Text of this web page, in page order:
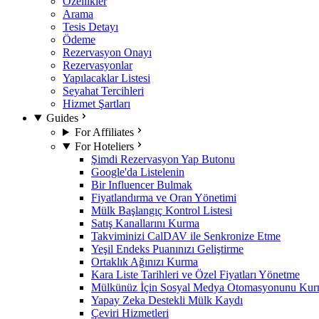
Arama
Tesis Detayı
Ödeme
Rezervasyon Onayı
Rezervasyonlar
Yapılacaklar Listesi
Seyahat Tercihleri
Hizmet Şartları
Guides
For Affiliates
For Hoteliers
Şimdi Rezervasyon Yap Butonu
Google'da Listelenin
Bir Influencer Bulmak
Fiyatlandırma ve Oran Yönetimi
Mülk Başlangıç Kontrol Listesi
Satış Kanallarını Kurma
Takviminizi CalDAV ile Senkronize Etme
Yeşil Endeks Puanınızı Geliştirme
Ortaklık Ağınızı Kurma
Kara Liste Tarihleri ve Özel Fiyatları Yönetme
Mülkünüz İçin Sosyal Medya Otomasyonunu
Yapay Zeka Destekli Mülk Kaydı
Çeviri Hizmetleri